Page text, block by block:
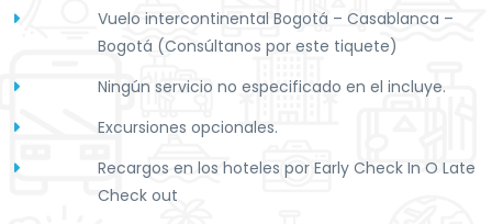
Vuelo intercontinental Bogotá – Casablanca –
Bogotá (Consúltanos por este tiquete)
Ningún servicio no especificado en el incluye.
Excursiones opcionales.
Recargos en los hoteles por Early Check In O Late
Check out